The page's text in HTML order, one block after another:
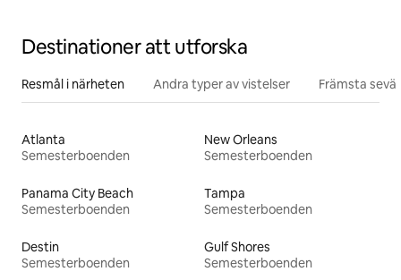
Destinationer att utforska
Resmål i närheten Andra typer av vistelser Främsta
Atlanta
Semesterboenden
New Orleans
Semesterboenden
Panama City Beach
Semesterboenden
Tampa
Semesterboenden
Destin
Semesterboenden
Gulf Shores
Semesterboenden